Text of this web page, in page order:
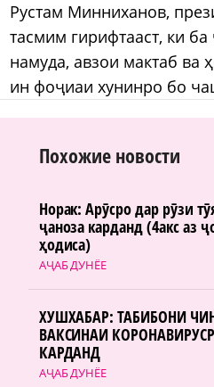
Рустам Минниханов,
тасмим гирифтааст, ки
намуда, авзои мактаб ва
ин фоҷиаи хунинро бо
Похожие новости
АҶАБ ДУНЁЕ
Норак: Арӯсро дар рӯзи
ҷаноза карданд (4акс аз
ҳодиса)
АҶАБ ДУНЁЕ
ХУШХАБАР: ТАБИБОНИ
ВАКСИНАИ
КАРДАНД